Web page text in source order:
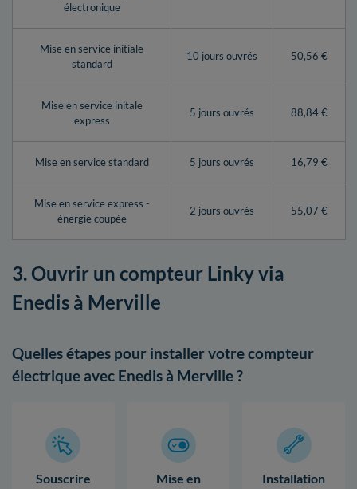
électronique
Mise en service initiale
standard
10 jours ouvrés 50,56 €
Mise en service initale
express
5 jours ouvrés 88,84 €
Mise en service standard 5 jours ouvrés 16,79 €
Mise en service express -
énergie coupée
2 jours ouvrés 55,07 €
3. Ouvrir un compteur Linky via
Enedis à Merville
Quelles étapes pour installer votre compteur
électrique avec Enedis à Merville ?
Souscrire
Mise en
Installation